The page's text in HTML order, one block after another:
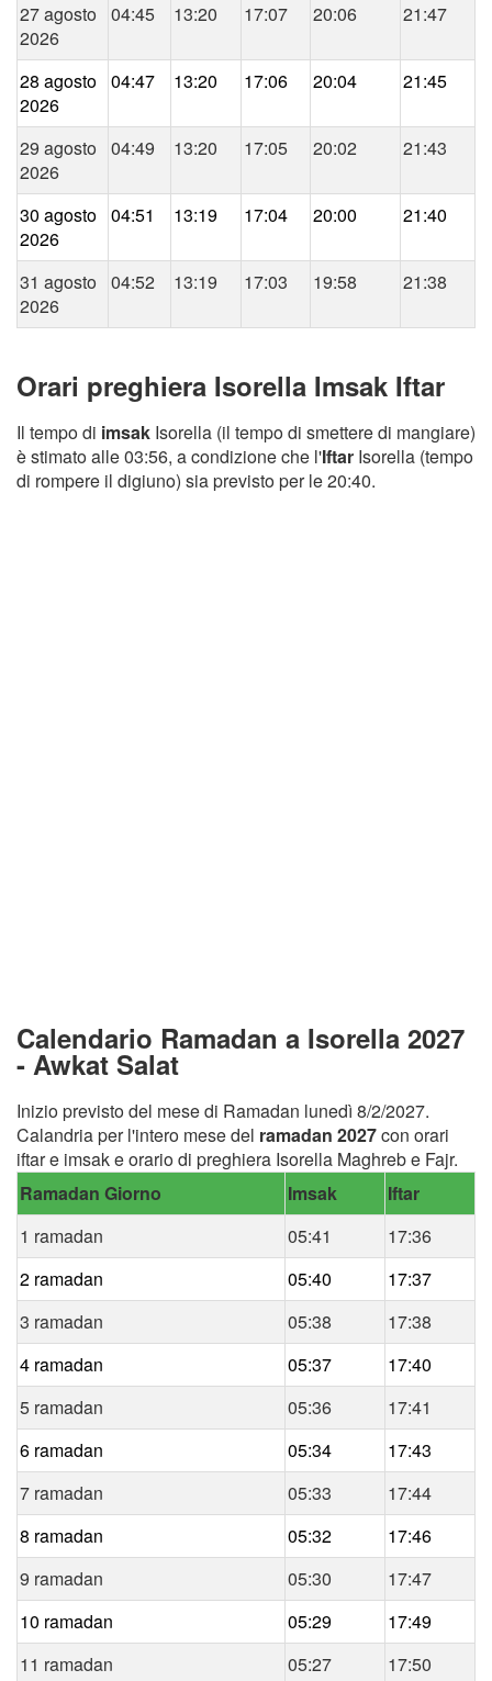
27 agosto
2026
04:45 13:20 17:07 20:06 21:47
28 agosto
2026
04:47 13:20 17:06 20:04 21:45
29 agosto
2026
04:49 13:20 17:05 20:02 21:43
30 agosto
2026
04:51 13:19 17:04 20:00 21:40
31 agosto
2026
04:52 13:19 17:03 19:58 21:38
Orari preghiera Isorella Imsak Iftar
Il tempo di imsak Isorella (il tempo di smettere di mangiare)
è stimato alle 03:56, a condizione che l'Iftar Isorella (tempo
di rompere il digiuno) sia previsto per le 20:40.
Calendario Ramadan a Isorella 2027
- Awkat Salat
Inizio previsto del mese di Ramadan lunedì 8/2/2027.
Calandria per l'intero mese del ramadan 2027con orari
iftar e imsak e orario di preghiera Isorella Maghreb e Fajr.
Ramadan Giorno
Imsak
Iftar
1 ramadan
05:41
17:36
2 ramadan
05:40
17:37
3 ramadan
05:38
17:38
4 ramadan
05:37
17:40
5 ramadan
05:36
17:41
6 ramadan
05:34
17:43
7 ramadan
05:33
17:44
8 ramadan
05:32
17:46
9 ramadan
05:30
17:47
10 ramadan
05:29
17:49
11 ramadan
05:27 17:50